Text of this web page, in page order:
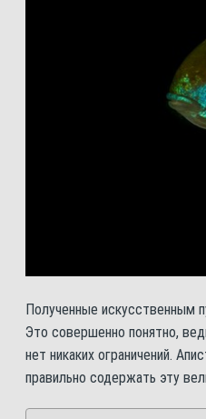
Полученные искусственным
Это совершенно понятно,
нет никаких ограничений.
правильно содержать эту